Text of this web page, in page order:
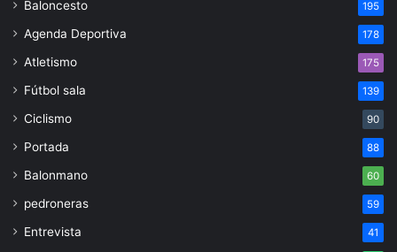
Baloncesto 195
Agenda Deportiva 178
Atletismo 175
Fútbol sala 139
Ciclismo 90
Portada 88
Balonmano 60
pedroneras 59
Entrevista 41